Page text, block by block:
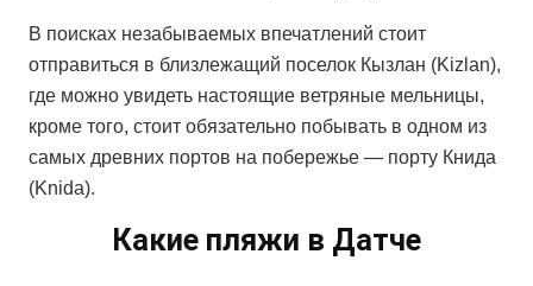
В поисках незабываемых впечатлений стоит
отправиться в близлежащий поселок Кызлан (Kizlan),
где можно увидеть настоящие ветряные мельницы,
кроме того, стоит обязательно побывать в одном из
самых древних портов на побережье — порту Книда
(Knida).
Какие пляжи в Датче